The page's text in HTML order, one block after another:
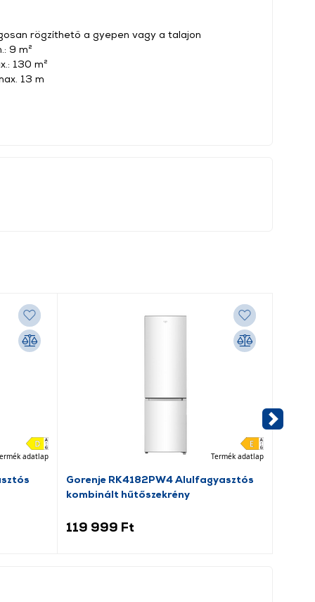
rögzíthető a gyepen vagy a talajon
9 m²
130 m²
13 m
adatlap Termék adatlap
Gorenje RK4182PW4 Alulfagyasztós
kombinált hűtőszekrény
119 999 Ft